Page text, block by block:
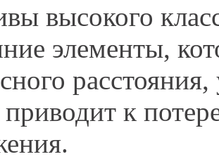
высокого
элементы,
приводит к